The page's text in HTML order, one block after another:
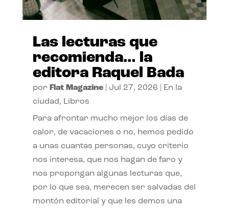
Las lecturas que
recomienda… la
editora Raquel Bada
por Flat Magazine| Jul 27, 2026
En la
ciudad, Libros
Para afrontar mucho mejor los días de
calor, de vacaciones o no, hemos pedido
a unas cuantas personas, cuyo criterio
nos interesa, que nos hagan de faro y
nos propongan algunas lecturas que,
por lo que sea, merecen ser salvadas del
montón editorial y que les demos una